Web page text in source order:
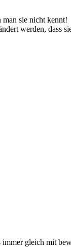
sie nicht kennt!
werden, dass
gleich mit